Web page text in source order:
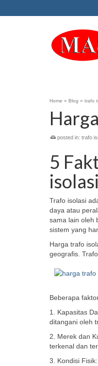
Home » Blog » trafo
posted in: trafo
5
Trafo isolasi
daya atau
sama lain oleh
sistem yang
Harga trafo
geografis.
Beberapa
1. Kapasitas
ditangani oleh
2. Merek dan
terkenal dan
3. Kondisi